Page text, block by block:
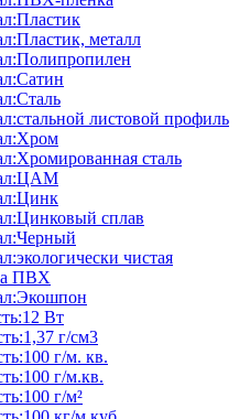
металл
листовой профиль
сталь
сплав
чистая
ПВХ
Вт
г/см3
г/м. кв.
г/м.кв.
г/м²